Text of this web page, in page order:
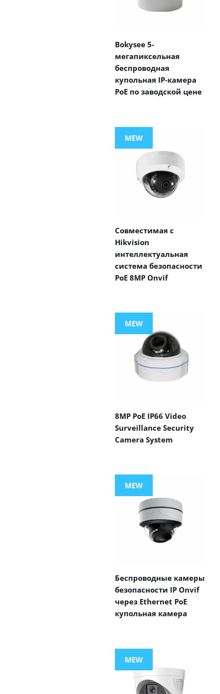
Bokysee 5-
мегапиксельная
беспроводная
купольная IP-камера
PoE по заводской цене
MEW
Совместимая с
Hikvision
интеллектуальная
система безопасности
PoE 8MP Onvif
MEW
8MP PoE IP66 Video
Surveillance Security
Camera System
MEW
Беспроводные камеры
безопасности IP Onvif
через Ethernet PoE
купольная камера
MEW